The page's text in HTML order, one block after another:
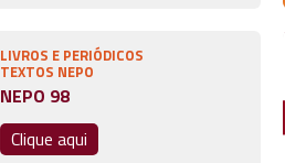
LIVROS E PERIÓDICOS
TEXTOS NEPO
NEPO 98
Clique aqui